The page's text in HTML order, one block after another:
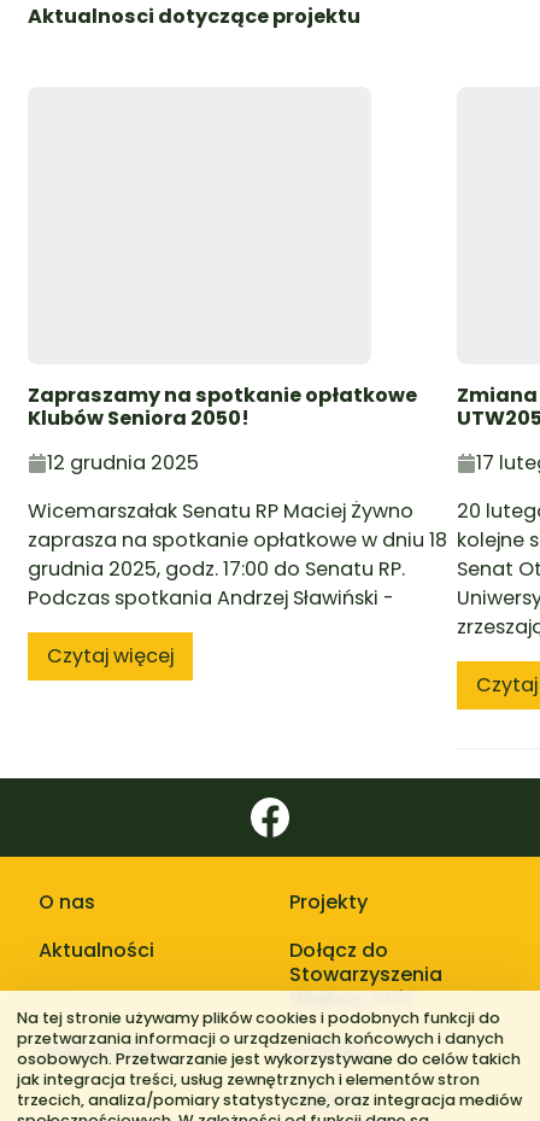
Aktualnosci dotyczące projektu
Zapraszamy na spotkanie opłatkowe
Klubów Seniora 2050!
12 grudnia 2025
Wicemarszałak Senatu RP Maciej Żywno
zaprasza na spotkanie opłatkowe w dniu 18
grudnia 2025, godz. 17:00 do Senatu RP.
Podczas spotkania Andrzej Sławiński -
Czytaj więcej
17
20
kolejne
Senat
O nas
Aktualności
Projekty
Dołącz do
Stowarzyszenia
Większy Stół
Galerie zdjęć
Kontakt
Regiony
Na tej stronie używamy plików cookies i podobnych funkcji do
przetwarzania informacji o urządzeniach końcowych i danych
osobowych. Przetwarzanie jest wykorzystywane do celów takich
jak integracja treści, usług zewnętrznych i elementów stron
trzecich, analiza/pomiary statystyczne, oraz integracja mediów